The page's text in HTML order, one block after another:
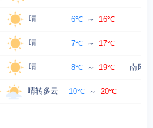
晴 6℃ ～ 16℃
晴 7℃ ～ 17℃
晴 8℃ ～ 19℃ 南风
晴转多云 10℃ ～ 20℃